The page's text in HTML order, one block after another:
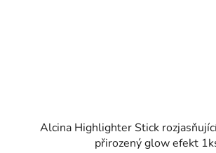
Alcina Highlighter Stick
přirozený glow efekt